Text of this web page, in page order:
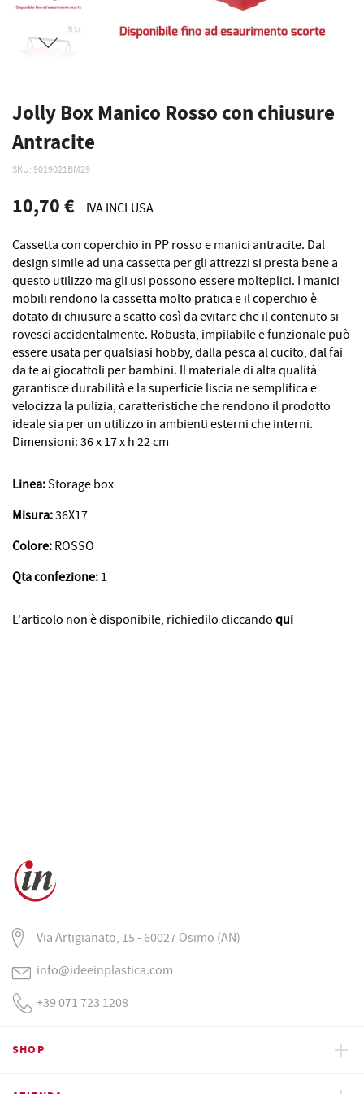
Jolly Box Manico Rosso con chiusure
Antracite
SKU 9019021BM29
10,70 € IVA INCLUSA
Cassetta con coperchio in PP rosso e manici antracite. Dal
design simile ad una cassetta per gli attrezzi si presta bene a
questo utilizzo ma gli usi possono essere molteplici. I manici
mobili rendono la cassetta molto pratica e il coperchio è
dotato di chiusure a scatto così da evitare che il contenuto si
rovesci accidentalmente. Robusta, impilabile e funzionale può
essere usata per qualsiasi hobby, dalla pesca al cucito, dal fai
da te ai giocattoli per bambini. Il materiale di alta qualità
garantisce durabilità e la superficie liscia ne semplifica e
velocizza la pulizia, caratteristiche che rendono il prodotto
ideale sia per un utilizzo in ambienti esterni che interni.
Dimensioni: 36 x 17 x h 22 cm
Linea:Storage box
Misura:36X17
Colore: ROSSO
Qta confezione: 1
L'articolo non è disponibile, richiedilo cliccando qui
Via Artigianato, 15 - 60027 Osimo (AN)
info@ideeinplastica.com
+39 071 723 1208
SHOP